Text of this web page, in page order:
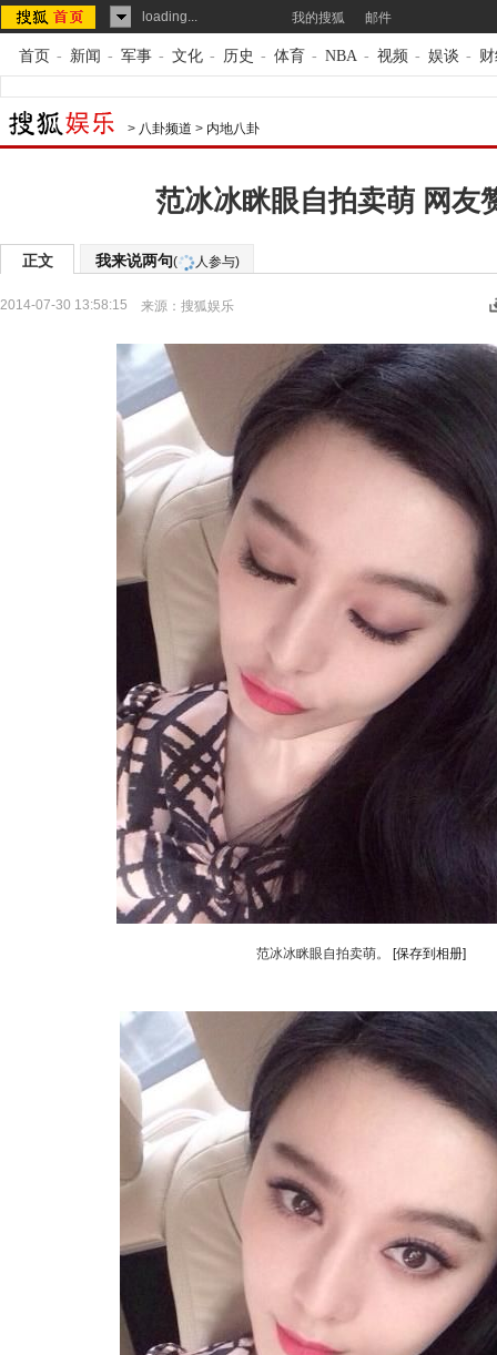
loading... 我的搜狐 邮件
首页 - 新闻 - 军事 - 文化 - 历史 - 体育 - NBA - 视频 - 娱谈 -
> 八卦频道 > 内地八卦
范冰冰眯眼自拍卖萌 网友
正文 我来说两句( 人参与)
2014-07-30 13:58:15 来源： 搜狐娱乐
范冰冰眯眼自拍卖萌。 [保存到相册]